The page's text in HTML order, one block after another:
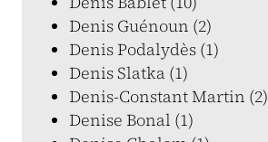
Denis Guénoun (2)
Denis Podalydès (1)
Denis Slatka (1)
Denis-Constant Martin (2)
Denise Bonal (1)